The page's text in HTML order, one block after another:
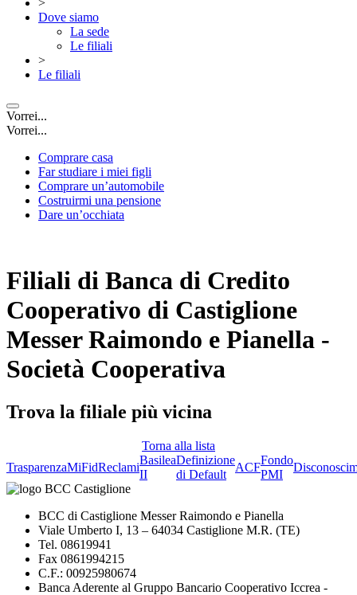
>
Dove siamo
La sede
Le filiali
>
Le filiali
Vorrei...
Vorrei...
Comprare casa
Far studiare i miei figli
Comprare un’automobile
Costruirmi una pensione
Dare un’occhiata
Filiali di Banca di Credito
Cooperativo di Castiglione
Messer Raimondo e Pianella -
Società Cooperativa
Trova la filiale più vicina
Torna alla lista
TrasparenzaMiFidReclami
Basilea
II
Definizione
di Default
ACF
Fondo
PMI
BCC di Castiglione Messer Raimondo e Pianella
Viale Umberto I, 13 – 64034 Castiglione M.R. (TE)
Tel. 08619941
Fax 0861994215
C.F.: 00925980674
Banca Aderente al Gruppo Bancario Cooperativo Iccrea -